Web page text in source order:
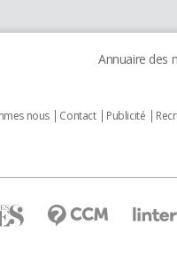
Annuaire des
nous Contact Publicité